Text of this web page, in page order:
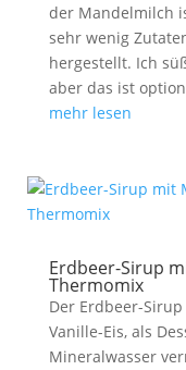
der Mandelmilch
sehr wenig
hergestellt. Ich
aber das ist
mehr lesen
Erdbeer-Sirup
Thermomix
Der Erdbeer-
Vanille-Eis, als
Mineralwasser